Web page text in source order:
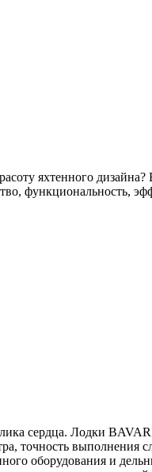
яхтенного
функциональность,
сердца. Лодки
точность выполнения
оборудования и